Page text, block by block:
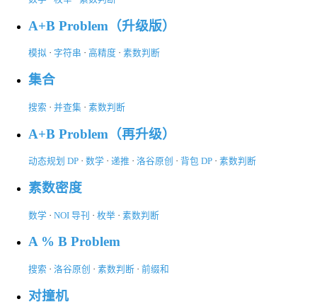
A+B Problem（升级版）
模拟 · 字符串 · 高精度 · 素数判断
集合
搜索 · 并查集 · 素数判断
A+B Problem（再升级）
动态规划 DP · 数学 · 递推 · 洛谷原创 · 背包 DP · 素数判断
素数密度
数学 · NOI 导刊 · 枚举 · 素数判断
A % B Problem
搜索 · 洛谷原创 · 素数判断 · 前缀和
对撞机